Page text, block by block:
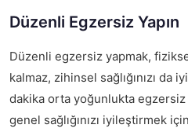
Düzenli Egzersiz Yapın
Düzenli egzersiz yapmak, fiziksel
kalmaz, zihinsel sağlığınızı da
dakika orta yoğunlukta egzersiz
genel sağlığınızı iyileştirmek